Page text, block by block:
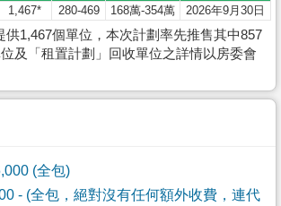
1,467* 280-469 168萬-354萬 2026年9月30日
供1,467個單位，本次計劃率先推售其中857
及「租置計劃」回收單位之詳情以房委會
(全包)
- (全包，絕對沒有任何額外收費，連代